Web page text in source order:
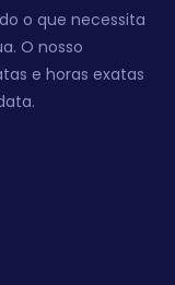
o que necessita
O nosso
e horas exatas